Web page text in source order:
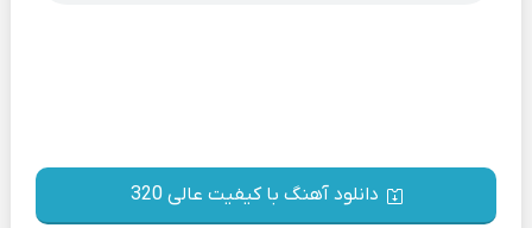
دانلود آهنگ با کیفیت عالی 320